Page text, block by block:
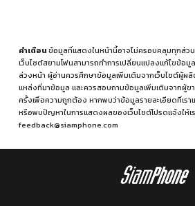
คำเตือนข้อมูลที่แสดงในหน้านี้อาจไม่ครอบคลุมทุกส่ว
เว็บไซต์สยามโฟนสามารถทำการเปลี่ยนแปลงแก้ไขข้อมู
ล่วงหน้า ผู้อ่านควรศึกษาข้อมูลเพิ่มเติมจากเว็บไซต์ผู้ผลิ
แหล่งที่มาข้อมูล และควรสอบถามข้อมูลเพิ่มเติมจากผู้
ครั้งเพื่อความถูกต้อง หากพบว่าข้อมูลรายละเอียดที่เร
หรือพบปัญหาในการแสดงผลของเว็บไซต์โปรดแจ้งให้เ
feedback@siamphone.com